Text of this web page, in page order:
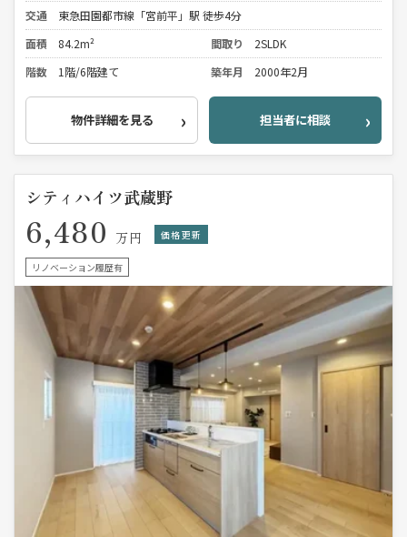
交通
東急田園都市線「宮前平」駅 徒歩4分
面積
84.2m² 間取り
2SLDK
階数
1階/6階建て 築年月 2000年2月
物件詳細を見る 担当者に相談
シティハイツ武蔵野
6,480 万円 価格更新
リノベーション履歴有